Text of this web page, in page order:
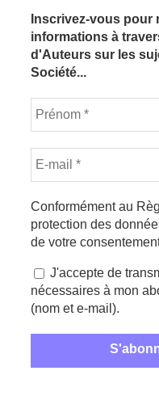
Inscrivez-vous pour
informations à
d'Auteurs sur les
Société...
Conformément au
protection des
de votre
J'accepte de
nécessaires à mon
(nom et e-mail).